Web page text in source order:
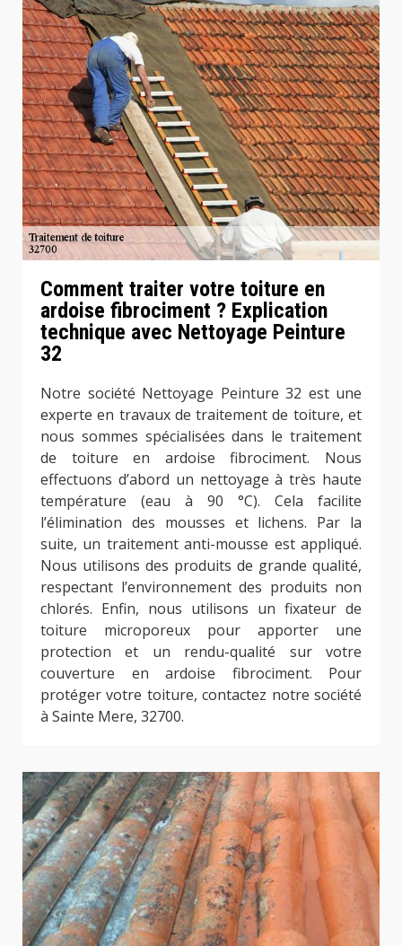
Comment traiter votre toiture en
ardoise fibrociment ? Explication
technique avec Nettoyage Peinture
32
Notre société Nettoyage Peinture 32 est une
experte en travaux de traitement de toiture, et
nous sommes spécialisées dans le traitement
de toiture en ardoise fibrociment. Nous
effectuons d’abord un nettoyage à très haute
température (eau à 90 °C). Cela facilite
l’élimination des mousses et lichens. Par la
suite, un traitement anti-mousse est appliqué.
Nous utilisons des produits de grande qualité,
respectant l’environnement des produits non
chlorés. Enfin, nous utilisons un fixateur de
toiture microporeux pour apporter une
protection et un rendu-qualité sur votre
couverture en ardoise fibrociment. Pour
protéger votre toiture, contactez notre société
à Sainte Mere, 32700.